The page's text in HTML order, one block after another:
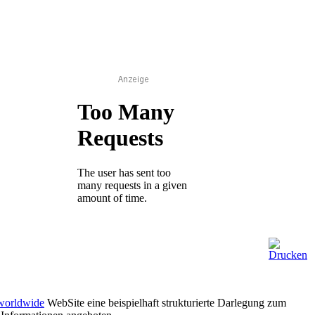
WebSite eine beispielhaft strukturierte Darlegung zum